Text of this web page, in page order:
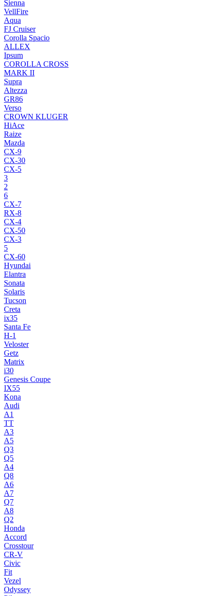
Sienna
VellFire
Aqua
FJ Cruiser
Corolla Spacio
ALLEX
Ipsum
COROLLA CROSS
MARK II
Supra
Altezza
GR86
Verso
CROWN KLUGER
HiAce
Raize
Mazda
CX-9
CX-30
CX-5
3
2
6
CX-7
RX-8
CX-4
CX-50
CX-3
5
CX-60
Hyundai
Elantra
Sonata
Solaris
Tucson
Creta
ix35
Santa Fe
H-1
Veloster
Getz
Matrix
i30
Genesis Coupe
IX55
Kona
Audi
A1
TT
A3
A5
Q3
Q5
A4
Q8
A6
A7
Q7
A8
Q2
Honda
Accord
Crosstour
CR-V
Civic
Fit
Vezel
Odyssey